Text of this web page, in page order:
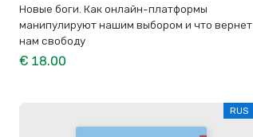
Новые боги. Как онлайн-платформы
манипулируют нашим выбором и что вернет
нам свободу
€ 18.00
RUS